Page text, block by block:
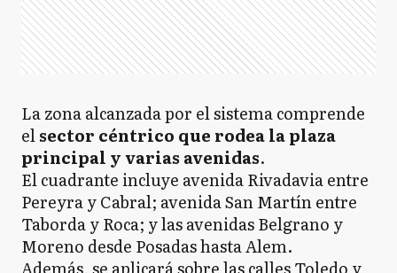
La zona alcanzada por el sistema comprende
elsector céntrico que rodea la plaza
principal y varias avenidas.
El cuadrante incluye avenida Rivadavia entre
Pereyra y Cabral; avenida San Martín entre
Taborda y Roca; y las avenidas Belgrano y
Moreno desde Posadas hasta Alem.
Además, se aplicará sobre las calles Toledo y